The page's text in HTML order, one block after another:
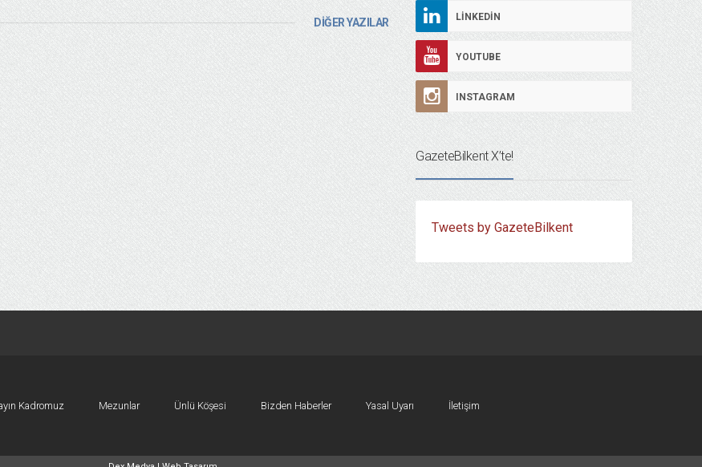
DİĞER YAZILAR LINKEDIN
YOUTUBE
INSTAGRAM
GazeteBilkent X’te!
Tweets by GazeteBilkent
Kadromuz Mezunlar Ünlü Köşesi Bizden Haberler Yasal Uyarı İletişim